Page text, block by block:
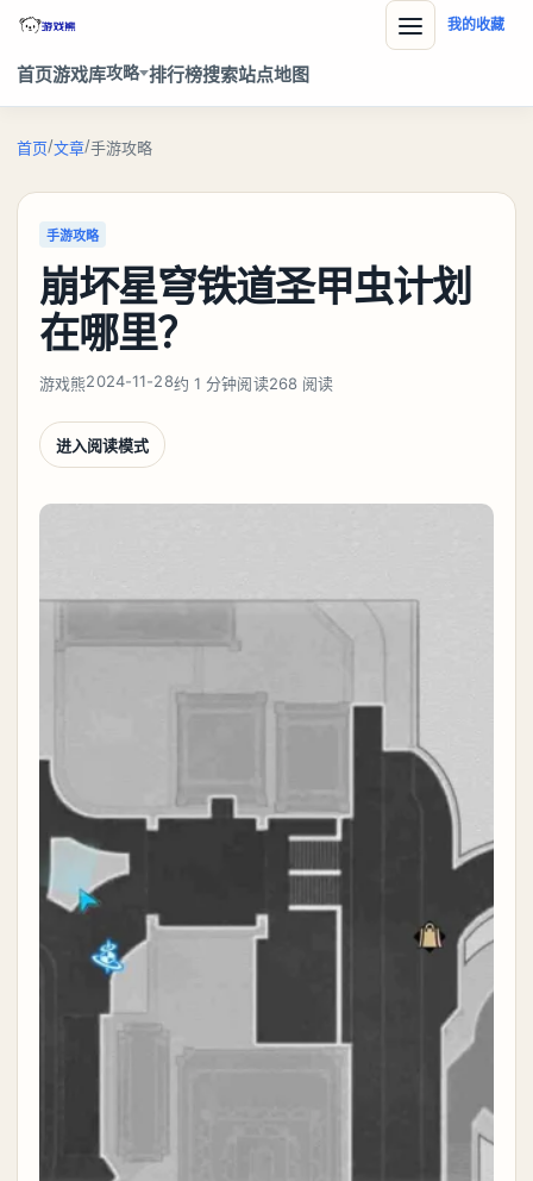
首页游戏库攻略 排行榜搜索站点地图
我的收藏
首页/文章/手游攻略
手游攻略
崩坏星穹铁道圣甲虫计划
在哪里？
游戏熊2024-11-28约 1 分钟阅读268 阅读
进入阅读模式